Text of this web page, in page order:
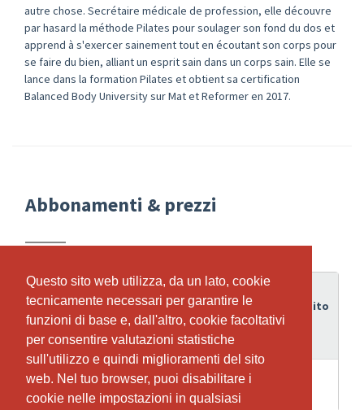
Questo sito web utilizza, da un lato, cookie
tecnicamente necessari per garantire le
funzioni di base e, dall'altro, cookie facoltativi
per consentire valutazioni statistiche
sull'utilizzo e quindi miglioramenti del sito
web. Nel tuo browser, puoi disabilitare i
cookie nelle impostazioni in qualsiasi
Questo sito web utilizza, da un lato, cookie
tecnicamente necessari per garantire le
funzioni di base e, dall'altro, cookie facoltativi
per consentire valutazioni statistiche
sull'utilizzo e quindi miglioramenti del sito
web. Nel tuo browser, puoi disabilitare i
cookie nelle impostazioni in qualsiasi
autre chose. Secrétaire médicale de profession, elle découvre
par hasard la méthode Pilates pour soulager son fond du dos et
apprend à s'exercer sainement tout en écoutant son corps pour
se faire du bien, alliant un esprit sain dans un corps sain. Elle se
lance dans la formation Pilates et obtient sa certification
Balanced Body University sur Mat et Reformer en 2017.
Abbonamenti & prezzi
Abbonamento
Periodo
di
validità
Credito
1 cours d'initiation gratuit sur le
Reformer
4
Settimane